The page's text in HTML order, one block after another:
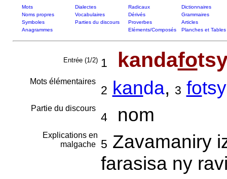
Mots Dialectes Radicaux
Dictionnaires
Noms propres
Vocabulaires Dérivés
Grammaires
Symboles
Parties du discours Proverbes
Articles
Anagrammes
Eléments/Composés Planches et Tables
Entrée (1/2) 1 kandafo
Mots élémentaires
2 kanda, 3 fotsy
Partie du discours
4nom
Explications en
malgache
5 Zavamaniry
farasisa ny